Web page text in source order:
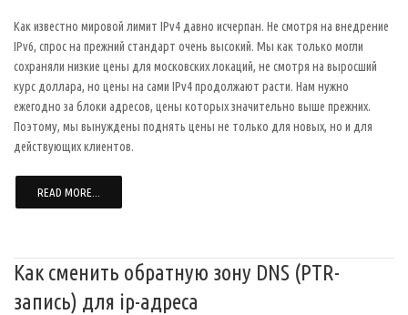
Как известно мировой лимит IPv4 давно исчерпан. Не смотря на внедрение
IPv6, спрос на прежний стандарт очень высокий. Мы как только могли
сохраняли низкие цены для московских локаций, не смотря на выросший
курс доллара, но цены на сами IPv4 продолжают расти. Нам нужно
ежегодно за блоки адресов, цены которых значительно выше прежних.
Поэтому, мы вынуждены поднять цены не только для новых, но и для
действующих клиентов.
READ MORE...
Как сменить обратную зону DNS (PTR-
запись) для ip-адреса